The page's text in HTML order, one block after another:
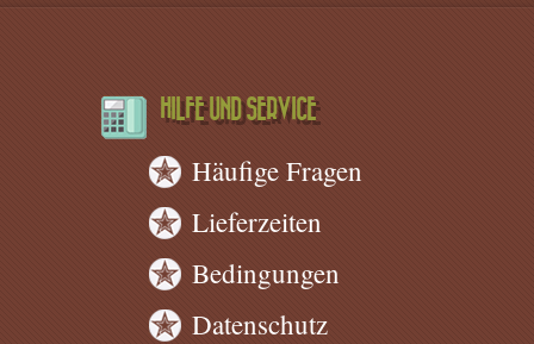
HILFE UND SERVICE
Häufige Fragen
Lieferzeiten
Bedingungen
Datenschutz